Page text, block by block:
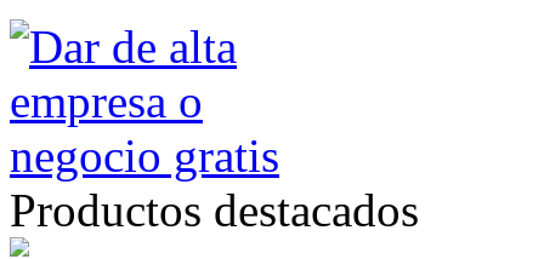
Productos destacados